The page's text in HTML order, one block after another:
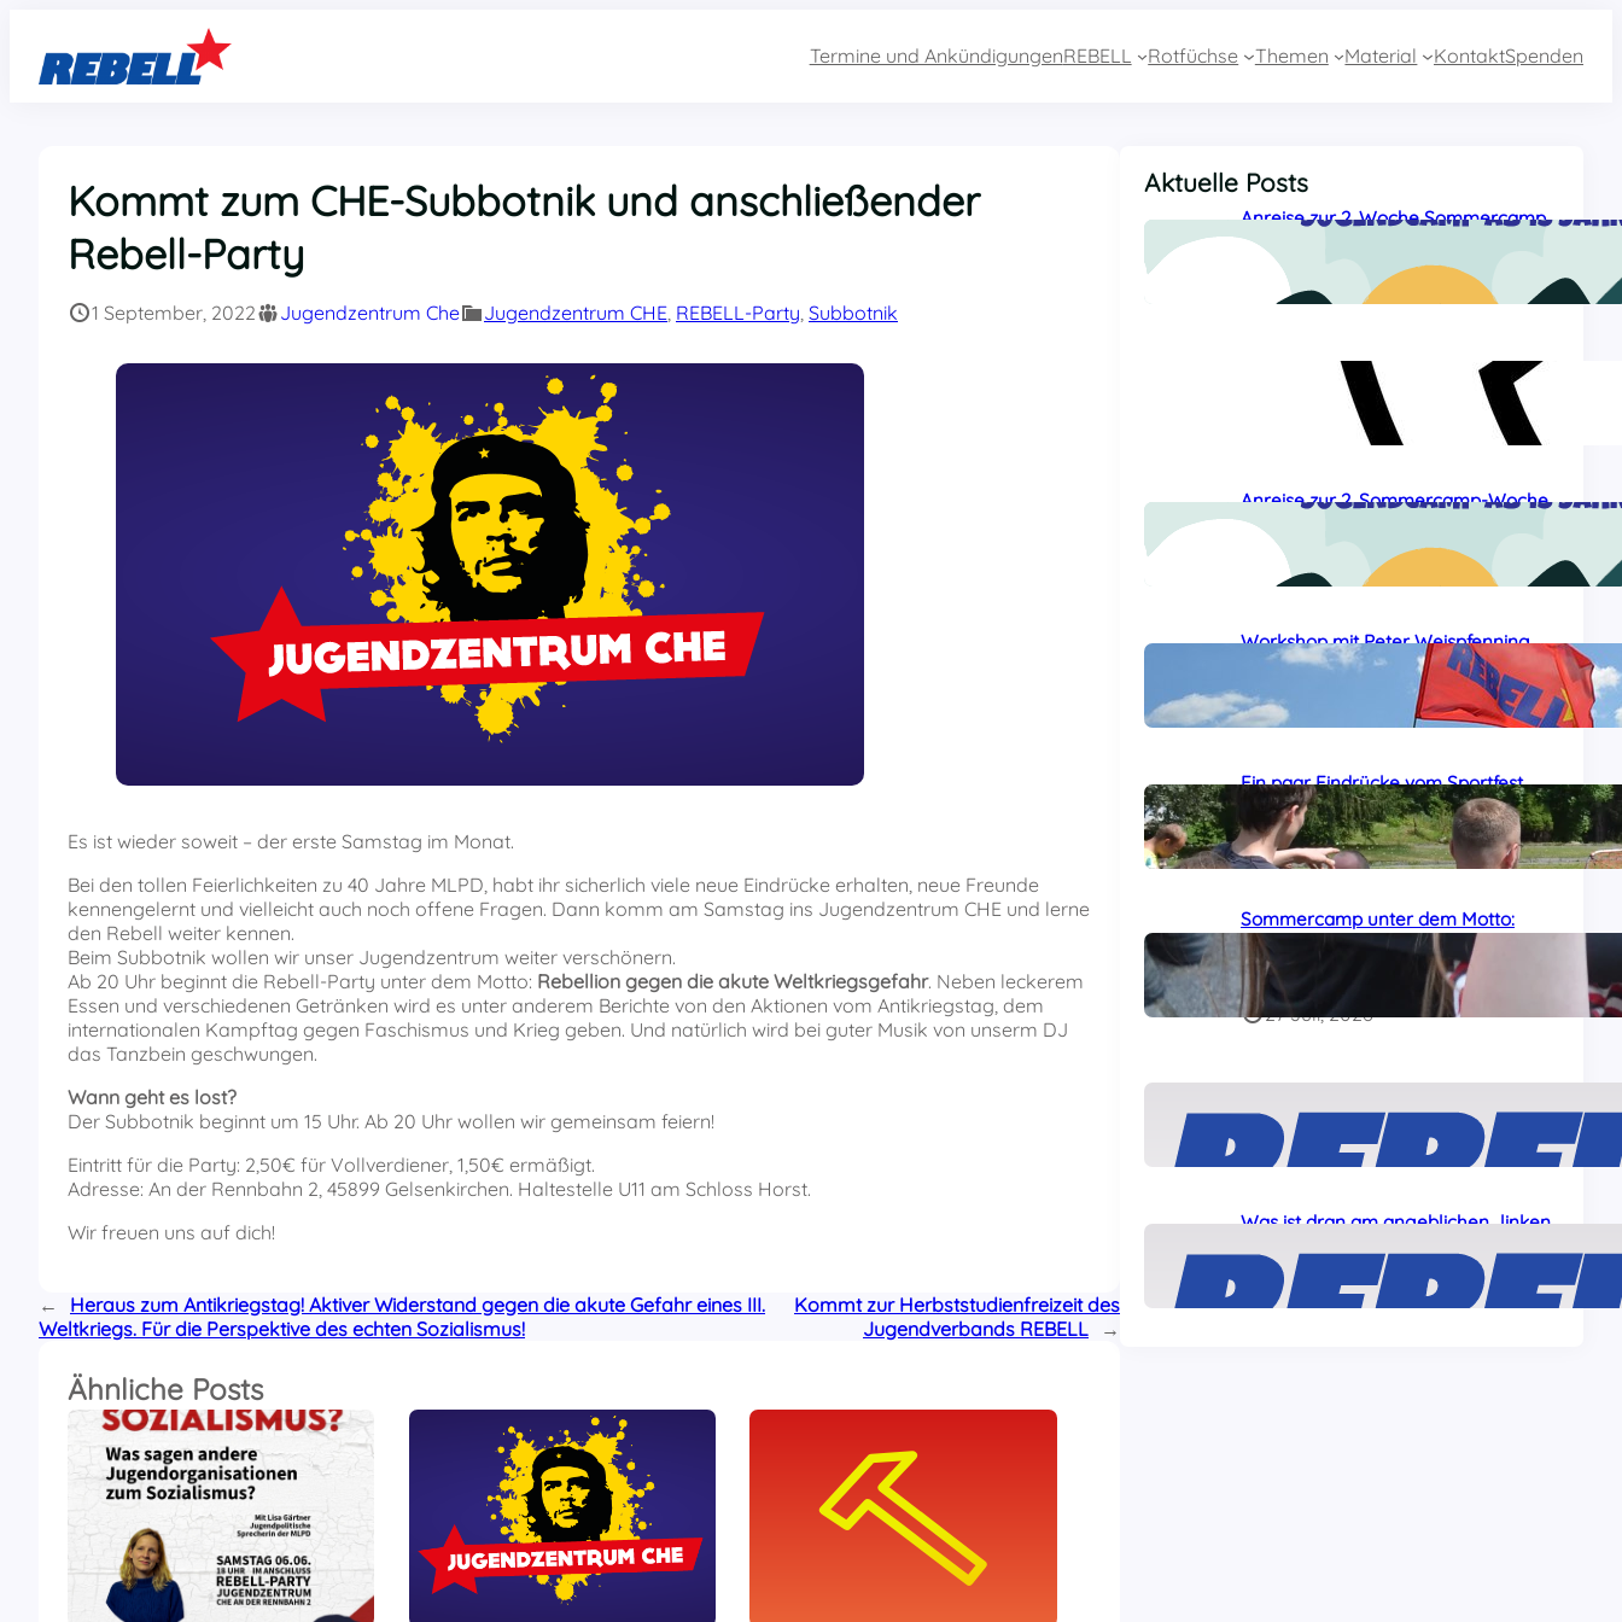
springen
Termine und AnkündigungenREBELL Rotfüchse Themen Material KontaktSpenden
Kommt zum CHE-Subbotnik und anschließender
Rebell-Party
1 September, 2022 Jugendzentrum Che Jugendzentrum CHE REBELL-Party Subbotnik
Es ist wieder soweit – der erste Samstag im Monat.
Bei den tollen Feierlichkeiten zu 40 Jahre MLPD, habt ihr sicherlich viele neue Eindrücke erhalten, neue Freunde
kennengelernt und vielleicht auch noch offene Fragen. Dann komm am Samstag ins Jugendzentrum CHE und lerne
den Rebell weiter kennen.
Beim Subbotnik wollen wir unser Jugendzentrum weiter verschönern.
Ab 20 Uhr beginnt die Rebell-Party unter dem Motto: Rebellion gegen die akute Weltkriegsgefahr. Neben leckerem
Essen und verschiedenen Getränken wird es unter anderem Berichte von den Aktionen vom Antikriegstag, dem
internationalen Kampftag gegen Faschismus und Krieg geben. Und natürlich wird bei guter Musik von unserm DJ
das Tanzbein geschwungen.
Wann geht es lost?
Der Subbotnik beginnt um 15 Uhr. Ab 20 Uhr wollen wir gemeinsam feiern!
Eintritt für die Party: 2,50€ für Vollverdiener, 1,50€ ermäßigt.
Adresse: An der Rennbahn 2, 45899 Gelsenkirchen. Haltestelle U11 am Schloss Horst.
Wir freuen uns auf dich!
←
Heraus zum Antikriegstag! Aktiver Widerstand gegen die akute Gefahr eines III.
Weltkriegs. Für die Perspektive des echten Sozialismus!
Kommt zur Herbststudienfreizeit des
Jugendverbands REBELL
→
Ähnliche Posts
Aktuelle Posts
Anreise zur 2. Woche Sommercamp
aus Essen mit dem Zug
27 Juli, 2026
Sommercamp-Hotline 2026
26 Juli, 2026
Anreise zur 2. Sommercamp-Woche
aus Baden-Württemberg
24 Juli, 2026
Workshop mit Peter Weispfenning
auf dem Sommercamp
29 Juli, 2026
Ein paar Eindrücke vom Sportfest
auf dem Sommercamp
29 Juli, 2026
Sommercamp unter dem Motto:
„Das Al-Awda-Krankenhaus wird
leben!“ am Samstag gestartet
27 Juli, 2026
24 Juli, 2026
Was ist dran am angeblichen „linken
22 Juli, 2026